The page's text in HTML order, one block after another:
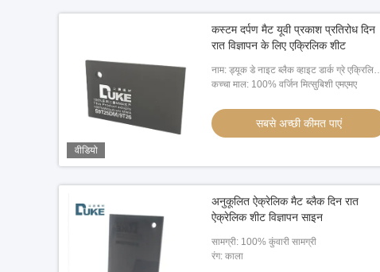
वीडियो
कस्टम दर्पण मैट यूवी प्रकाश प्रतिरोध दिन
रात विज्ञापन के लिए एक्रिलिक शीट
नाम: ड्यूक डे नाइट ब्लैक व्हाइट डार्क ग्रे एक्रिलिक
शीट्स
कच्चा माल: 100% वर्जिन मित्सुबिशी एमएमए
सबसे अच्छी कीमत पाएं
अनुकूलित ऐक्रेलिक मैट ब्लैक दिन रात
ऐक्रेलिक शीट विज्ञापन साइन
सामग्री: 100% कुंवारी सामग्री
रंग: काला